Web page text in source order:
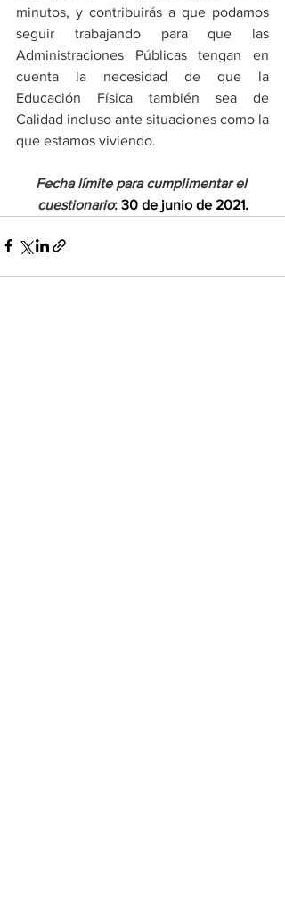
minutos, y contribuirás a que podamos
seguir trabajando para que las
Administraciones Públicas tengan en
cuenta la necesidad de que la
Educación Física también sea de
Calidad incluso ante situaciones como la
que estamos viviendo.
Fecha límite para cumplimentar el
cuestionario: 30 de junio de 2021.